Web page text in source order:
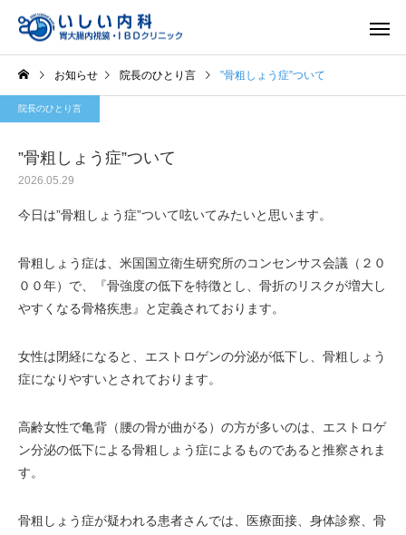
一般内科
お知らせ 院長のひとり言 ”骨粗しょう症”ついて
院長のひとり言
”骨粗しょう症”ついて
2026.05.29
今日は”骨粗しょう症”ついて呟いてみたいと思います。
骨粗しょう症は、米国国立衛生研究所のコンセンサス会議（２０
００年）で、『骨強度の低下を特徴とし、骨折のリスクが増大し
やすくなる骨格疾患』と定義されております。
女性は閉経になると、エストロゲンの分泌が低下し、骨粗しょう
症になりやすいとされております。
高齢女性で亀背（腰の骨が曲がる）の方が多いのは、エストロゲ
ン分泌の低下による骨粗しょう症によるものであると推察されま
す。
骨粗しょう症が疑われる患者さんでは、医療面接、身体診察、骨